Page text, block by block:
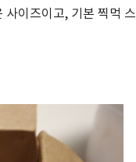
사이즈이고, 기본 찍먹 스